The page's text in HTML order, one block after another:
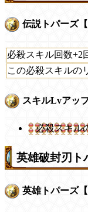
伝説トパーズ【
必殺スキル回数+2
この必殺スキルの
スキルLvアッ
必殺スキル
英雄破封刃ト
英雄トパーズ【